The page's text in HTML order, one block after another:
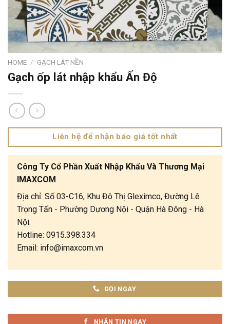
HOME / GẠCH LÁT NỀN
Gạch ốp lát nhập khẩu Ấn Độ
Liên hệ để nhận báo giá tốt nhất
Công Ty Cổ Phần Xuất Nhập Khẩu Và Thương Mại
IMAXCOM
Địa chỉ: Số 03-C16, Khu Đô Thị Gleximco, Đường Lê
Trọng Tấn - Phường Dương Nội - Quận Hà Đông - Hà
Nội.
Hotline: 0915.398.334
Email: info@imaxcom.vn
GỌI NGAY
NHẮN TIN NGAY